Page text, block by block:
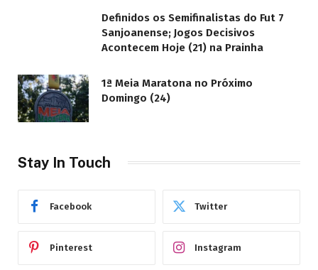
Definidos os Semifinalistas do Fut 7
Sanjoanense; Jogos Decisivos
Acontecem Hoje (21) na Prainha
1ª Meia Maratona no Próximo
Domingo (24)
Stay In Touch
Facebook Twitter
Pinterest Instagram